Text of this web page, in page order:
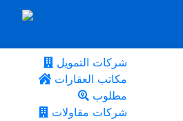
شركات التمويل
مكاتب العقارات
مطلوب
شركات مقاولات